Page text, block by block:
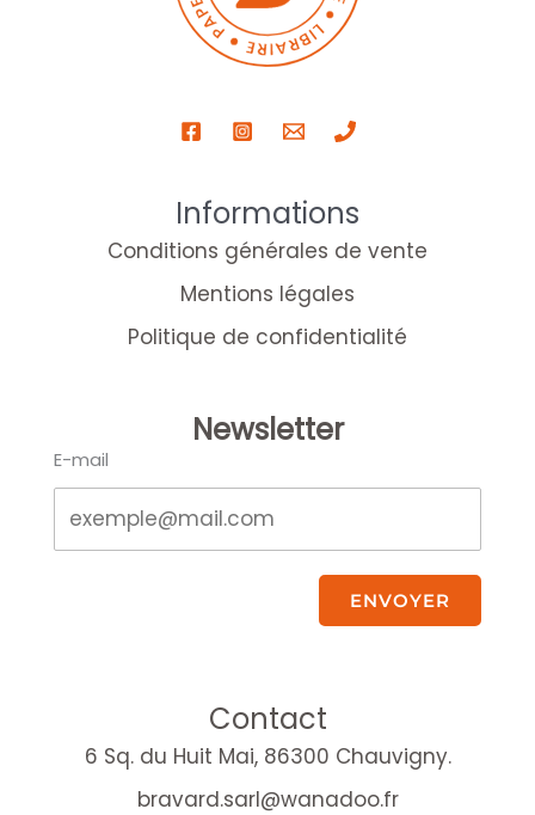
Informations
Conditions générales de vente
Mentions légales
Politique de confidentialité
Newsletter
E-mail
ENVOYER
Contact
6 Sq. du Huit Mai, 86300 Chauvigny.
bravard.sarl@wanadoo.fr